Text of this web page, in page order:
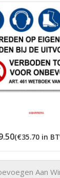
Huidige
(€35.70 in
Aan